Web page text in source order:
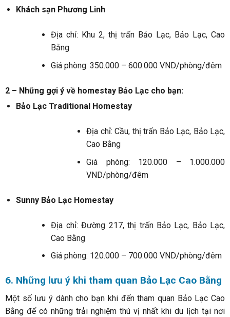
Khách sạn Phương Linh
Địa chỉ: Khu 2, thị trấn Bảo Lạc, Bảo Lạc, Cao
Bằng
Giá phòng: 350.000 – 600.000 VND/phòng/đêm
2 – Những gợi ý về homestay Bảo Lạc cho bạn:
Bảo Lạc Traditional Homestay
Địa chỉ: Cầu, thị trấn Bảo Lạc, Bảo Lạc,
Cao Bằng
Giá phòng: 120.000 – 1.000.000
VND/phòng/đêm
Sunny Bảo Lạc Homestay
Địa chỉ: Đường 217, thị trấn Bảo Lạc, Bảo Lạc,
Cao Bằng
Giá phòng: 120.000 – 700.000 VND/phòng/đêm
6. Những lưu ý khi tham quan Bảo Lạc Cao Bằng
Một số lưu ý dành cho bạn khi đến tham quan Bảo Lạc Cao
Bằng để có những trải nghiệm thú vị nhất khi du lịch tại nơi